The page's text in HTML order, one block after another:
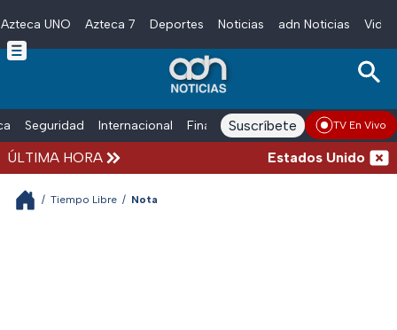
Skip to main content
Azteca UNO Azteca 7 Deportes Noticias adn Noticias
Seguridad Internacional Finanzas adn Noticias Radio
Suscríbete TV En Vivo
ÚLTIMA HORA Estados Unidos
/ Tiempo Libre / Nota